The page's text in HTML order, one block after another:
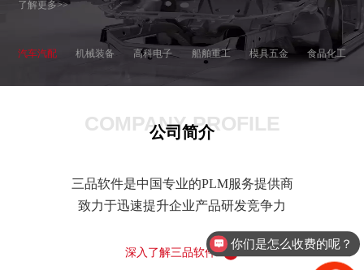
了解更多>>
汽车汽配 机械装备 高科电子 船舶重工 模具五金 食品化工
COMPANY PROFILE
公司简介
三品软件是中国专业的PLM服务提供商
致力于迅速提升企业产品研发竞争力
深入了解三品软件
你们是怎么收费的呢？